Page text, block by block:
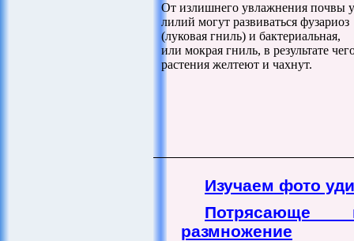
От излишнего увлажнения почвы у
лилий могут развиваться фузариоз
(луковая гниль) и бактериальная,
или мокрая гниль, в результате
растения желтеют и чахнут.
Изучаем фото
размножение